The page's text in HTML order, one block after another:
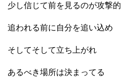
少し信じて前を見るのが攻撃的
追われる前に自分を追い込め
そしてそして立ち上がれ
あるべき場所は決まってる